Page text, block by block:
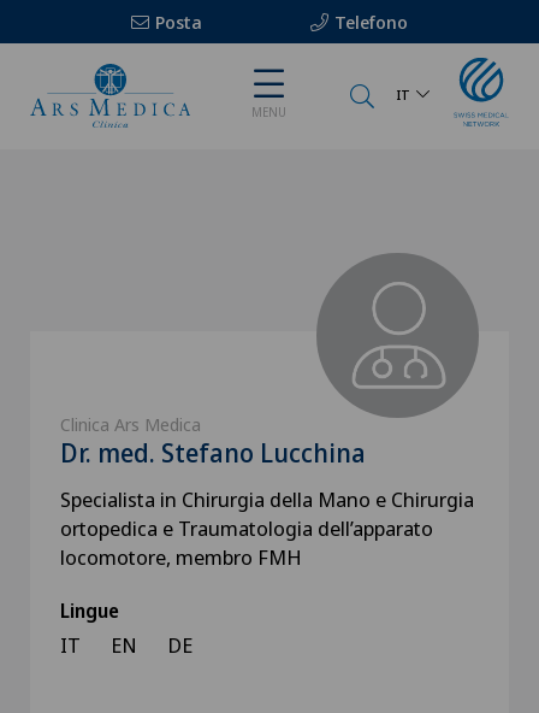
Posta Telefono
MENU
IT
Clinica Ars Medica
Dr. med. Stefano Lucchina
Specialista in Chirurgia della Mano e Chirurgia
ortopedica e Traumatologia dell’apparato
locomotore, membro FMH
Lingue
IT EN DE